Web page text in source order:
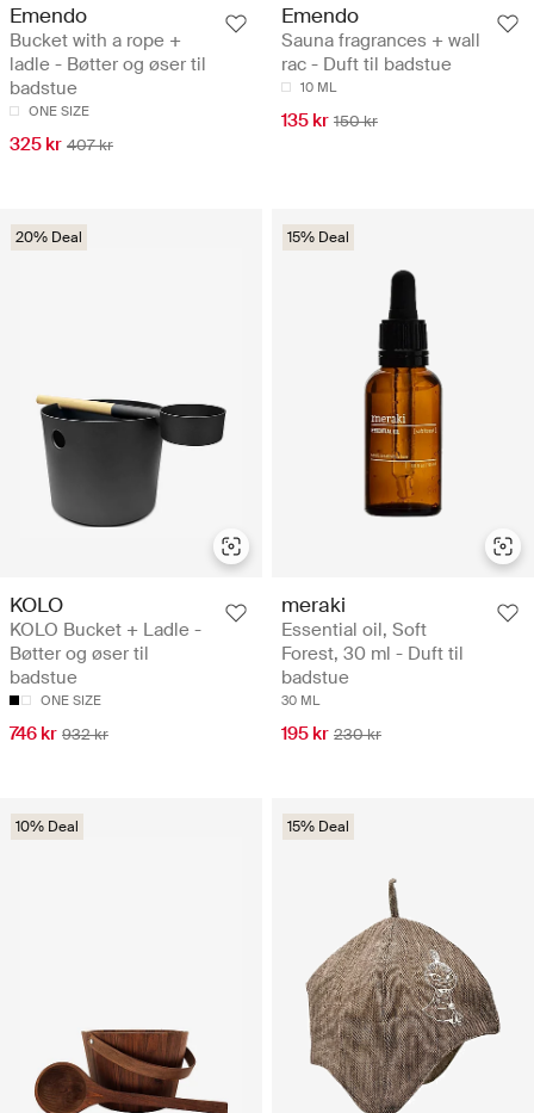
Emendo
Bucket with a rope +
ladle - Bøtter og øser til
badstue
ONE SIZE
325 kr 407 kr
Emendo
Sauna fragrances + wall
rac - Duft til badstue
10 ML
135 kr 150 kr
20% Deal
KOLO
KOLO Bucket + Ladle -
Bøtter og øser til
badstue
ONE SIZE
746 kr 932 kr
15% Deal
meraki
Essential oil, Soft
Forest, 30 ml - Duft til
badstue
30 ML
195 kr 230 kr
10% Deal 15% Deal